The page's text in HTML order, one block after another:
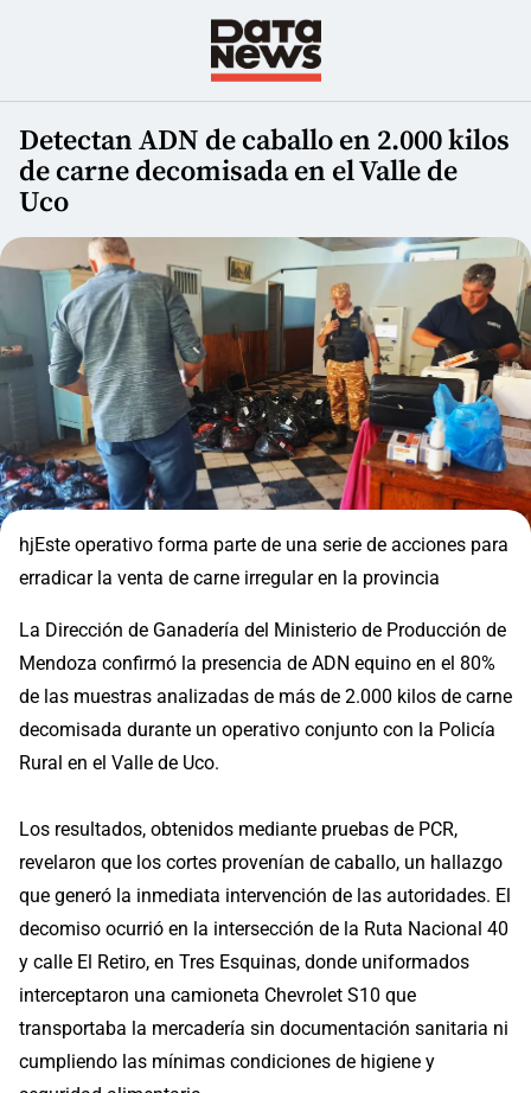
Detectan ADN de caballo en 2.000 kilos
de carne decomisada en el Valle de
Uco
hjEste operativo forma parte de una serie de acciones para
erradicar la venta de carne irregular en la provincia
La Dirección de Ganadería del Ministerio de Producción de
Mendoza confirmó la presencia de ADN equino en el 80%
de las muestras analizadas de más de 2.000 kilos de carne
decomisada durante un operativo conjunto con la Policía
Rural en el Valle de Uco.
Los resultados, obtenidos mediante pruebas de PCR,
revelaron que los cortes provenían de caballo, un hallazgo
que generó la inmediata intervención de las autoridades. El
decomiso ocurrió en la intersección de la Ruta Nacional 40
y calle El Retiro, en Tres Esquinas, donde uniformados
interceptaron una camioneta Chevrolet S10 que
transportaba la mercadería sin documentación sanitaria ni
cumpliendo las mínimas condiciones de higiene y